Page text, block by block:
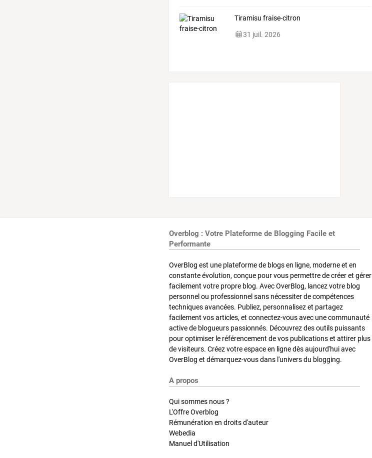
Tiramisu fraise-citron
31 juil. 2026
Overblog : Votre Plateforme de Blogging Facile et
Performante
OverBlog est une plateforme de blogs en ligne, moderne et en
constante évolution, conçue pour vous permettre de créer et gérer
facilement votre propre blog. Avec OverBlog, lancez votre blog
personnel ou professionnel sans nécessiter de compétences
techniques avancées. Publiez, personnalisez et partagez
facilement vos articles, et connectez-vous avec une communauté
active de blogueurs passionnés. Découvrez des outils puissants
pour optimiser le référencement de vos publications et attirer plus
de visiteurs. Créez votre espace en ligne dès aujourd'hui avec
OverBlog et démarquez-vous dans l'univers du blogging.
A propos
Qui sommes nous ?
L'Offre Overblog
Rémunération en droits d'auteur
Webedia
Manuel d'Utilisation